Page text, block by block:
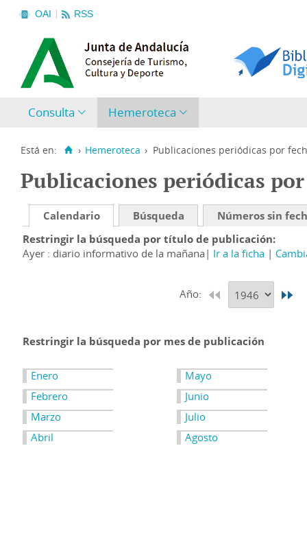
OAI RSS
Consulta Hemeroteca
Está en: › Hemeroteca › Publicaciones periódicas por
Publicaciones periódicas
Calendario Búsqueda
Números sin
Restringir la búsqueda por título de publicación
Ayer : diario informativo de la mañana
Ir a la ficha
Año:
Restringir la búsqueda por mes de publicación
Enero
Febrero
Marzo
Abril
Mayo
Junio
Julio
Agosto